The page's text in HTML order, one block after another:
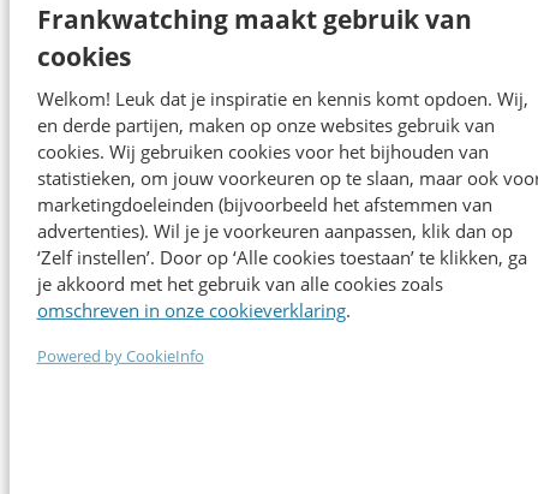
Frankwatching maakt gebruik van
cookies
Welkom! Leuk dat je inspiratie en kennis komt opdoen. Wij,
en derde partijen, maken op onze websites gebruik van
cookies. Wij gebruiken cookies voor het bijhouden van
statistieken, om jouw voorkeuren op te slaan, maar ook
marketingdoeleinden (bijvoorbeeld het afstemmen van
advertenties). Wil je je voorkeuren aanpassen, klik dan op
‘Zelf instellen’. Door op ‘Alle cookies toestaan’ te klikken, ga
je akkoord met het gebruik van alle cookies zoals
omschreven in onze cookieverklaring.
Powered by CookieInfo